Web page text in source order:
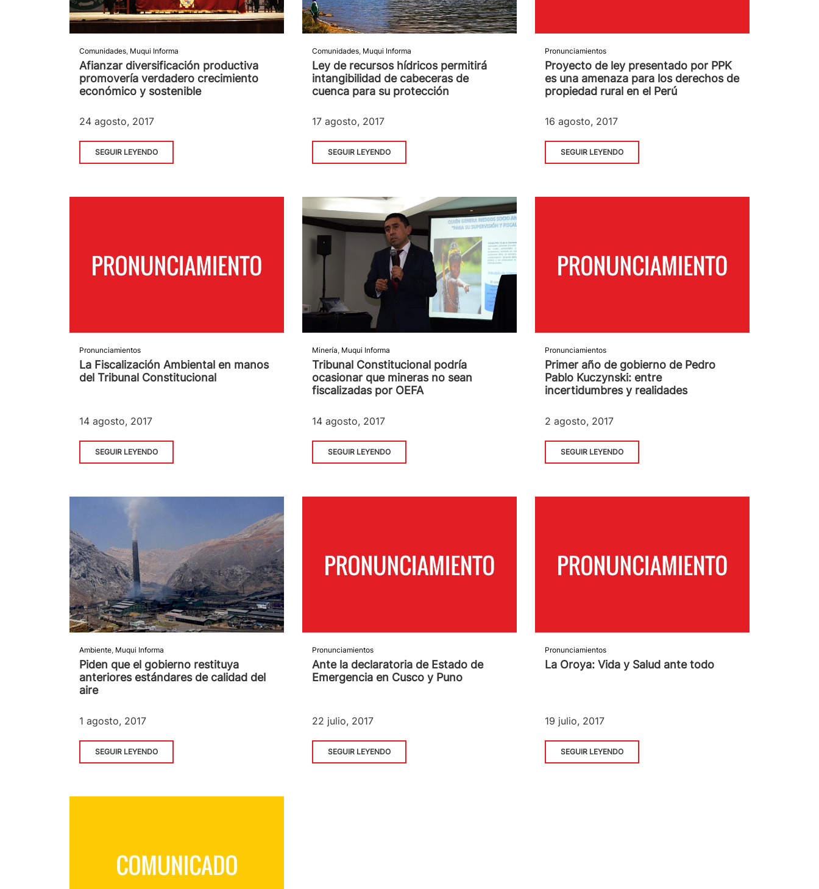
Comunidades, Muqui Informa
Afianzar diversificación productiva
promovería verdadero crecimiento
económico y sostenible
24 agosto, 2017
SEGUIR LEYENDO
Comunidades, Muqui Informa
Ley de recursos hídricos permitirá
intangibilidad de cabeceras de
cuenca para su protección
17 agosto, 2017
SEGUIR LEYENDO
Pronunciamientos
Proyecto de ley presentado por PPK
es una amenaza para los derechos de
propiedad rural en el Perú
16 agosto, 2017
SEGUIR LEYENDO
Pronunciamientos
La Fiscalización Ambiental en manos
del Tribunal Constitucional
14 agosto, 2017
SEGUIR LEYENDO
Minería, Muqui Informa
Tribunal Constitucional podría
ocasionar que mineras no sean
fiscalizadas por OEFA
14 agosto, 2017
SEGUIR LEYENDO
Pronunciamientos
Primer año de gobierno de Pedro
Pablo Kuczynski: entre
incertidumbres y realidades
2 agosto, 2017
SEGUIR LEYENDO
Ambiente, Muqui Informa
Piden que el gobierno restituya
anteriores estándares de calidad del
aire
1 agosto, 2017
SEGUIR LEYENDO
Pronunciamientos
Ante la declaratoria de Estado de
Emergencia en Cusco y Puno
22 julio, 2017
SEGUIR LEYENDO
Pronunciamientos
La Oroya: Vida y Salud ante todo
19 julio, 2017
SEGUIR LEYENDO